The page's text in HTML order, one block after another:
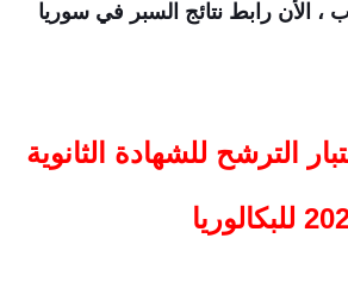
، الأن رابط نتائج السبر في سوريا
الترشح للشهادة الثانوية